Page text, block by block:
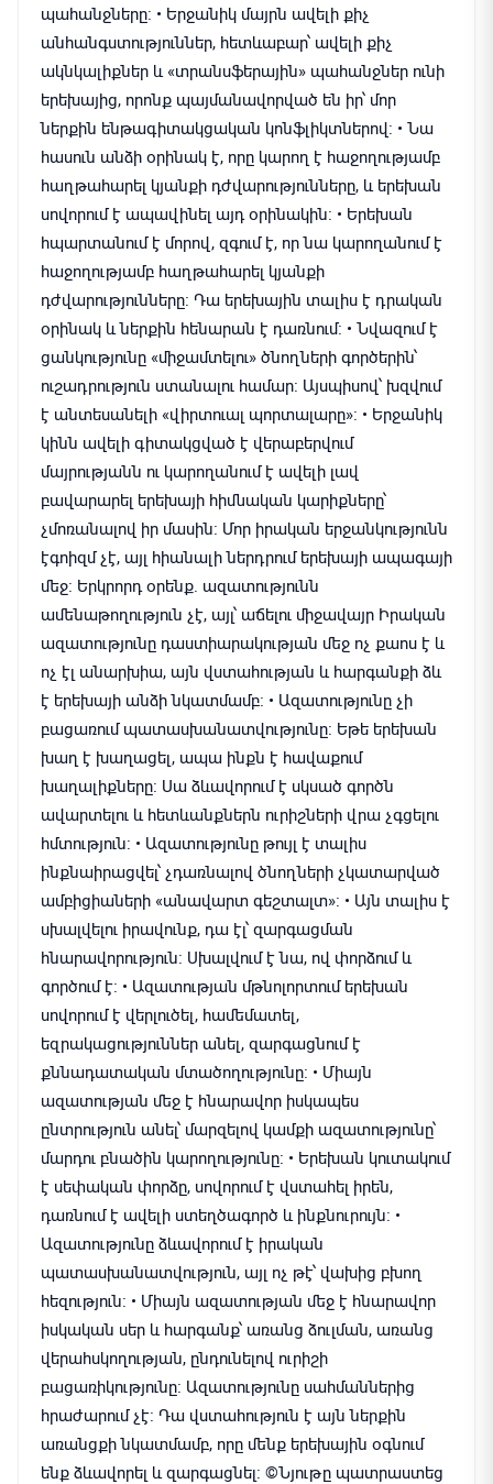
պահանջները։ • Երջանիկ մայրն ավելի քիչ
անհանգստություններ, հետևաբար՝ ավելի քիչ
ակնկալիքներ և «տրանսֆերային» պահանջներ ունի
երեխայից, որոնք պայմանավորված են իր՝ մոր
ներքին ենթագիտակցական կոնֆլիկտներով։ • Նա
հասուն անձի օրինակ է, որը կարող է հաջողությամբ
հաղթահարել կյանքի դժվարությունները, և երեխան
սովորում է ապավինել այդ օրինակին։ • Երեխան
հպարտանում է մորով, զգում է, որ նա կարողանում է
հաջողությամբ հաղթահարել կյանքի
դժվարությունները։ Դա երեխային տալիս է դրական
օրինակ և ներքին հենարան է դառնում։ • Նվազում է
ցանկությունը «միջամտելու» ծնողների գործերին՝
ուշադրություն ստանալու համար։ Այսպիսով՝ խզվում
է անտեսանելի «վիրտուալ պորտալարը»։ • Երջանիկ
կինն ավելի գիտակցված է վերաբերվում
մայրությանն ու կարողանում է ավելի լավ
բավարարել երեխայի հիմնական կարիքները՝
չմոռանալով իր մասին։ Մոր իրական երջանկությունն
էգոիզմ չէ, այլ հիանալի ներդրում երեխայի ապագայի
մեջ։ Երկրորդ օրենք. ազատությունն
ամենաթողություն չէ, այլ՝ աճելու միջավայր Իրական
ազատությունը դաստիարակության մեջ ոչ քաոս է և
ոչ էլ անարխիա, այն վստահության և հարգանքի ձև
է երեխայի անձի նկատմամբ։ • Ազատությունը չի
բացառում պատասխանատվությունը։ Եթե երեխան
խաղ է խաղացել, ապա ինքն է հավաքում
խաղալիքները։ Սա ձևավորում է սկսած գործն
ավարտելու և հետևանքներն ուրիշների վրա չգցելու
հմտություն։ • Ազատությունը թույլ է տալիս
ինքնաիրացվել՝ չդառնալով ծնողների չկատարված
ամբիցիաների «անավարտ գեշտալտ»։ • Այն տալիս է
սխալվելու իրավունք, դա էլ՝ զարգացման
հնարավորություն։ Սխալվում է նա, ով փորձում և
գործում է։ • Ազատության մթնոլորտում երեխան
սովորում է վերլուծել, համեմատել,
եզրակացություններ անել, զարգացնում է
քննադատական մտածողությունը։ • Միայն
ազատության մեջ է հնարավոր իսկապես
ընտրություն անել՝ մարզելով կամքի ազատությունը՝
մարդու բնածին կարողությունը։ • Երեխան կուտակում
է սեփական փորձը, սովորում է վստահել իրեն,
դառնում է ավելի ստեղծագործ և ինքնուրույն։ •
Ազատությունը ձևավորում է իրական
պատասխանատվություն, այլ ոչ թէ՝ վախից բխող
հեզություն։ • Միայն ազատության մեջ է հնարավոր
իսկական սեր և հարգանք՝ առանց ձուլման, առանց
վերահսկողության, ընդունելով ուրիշի
բացառիկությունը։ Ազատությունը սահմաններից
հրաժարում չէ։ Դա վստահություն է այն ներքին
առանցքի նկատմամբ, որը մենք երեխային օգնում
ենք ձևավորել և զարգացնել։ ©️Նյութը պատրաստեց